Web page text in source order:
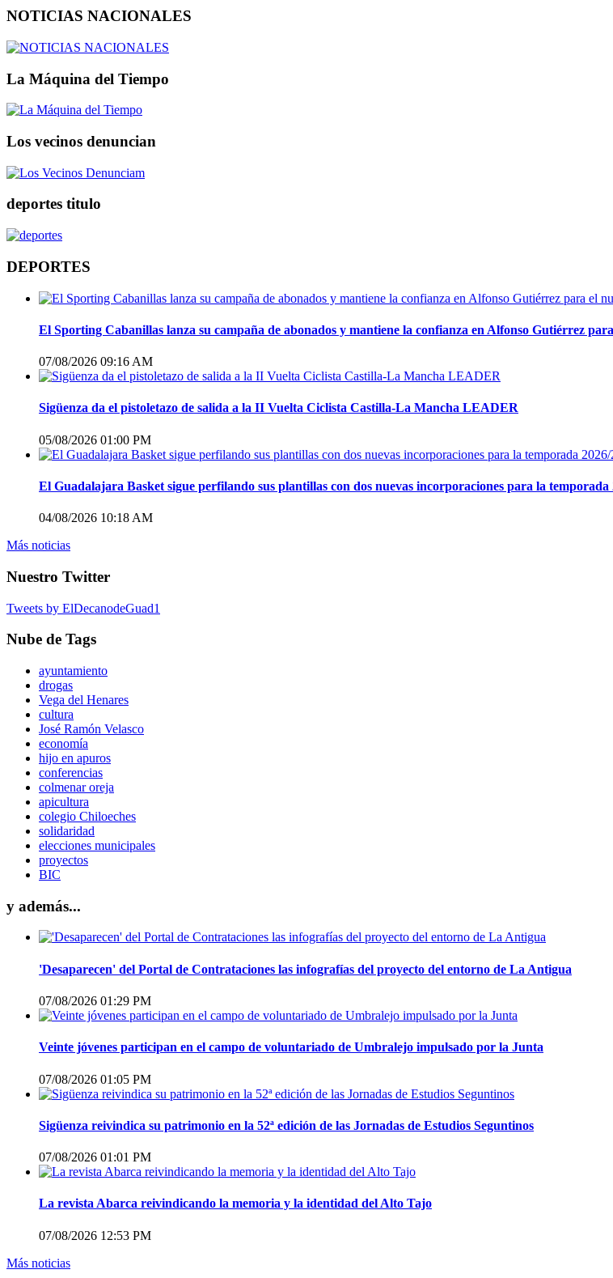
NOTICIAS NACIONALES
La Máquina del Tiempo
Los vecinos denuncian
deportes titulo
DEPORTES
El Sporting Cabanillas lanza su campaña de abonados y mantiene la confianza en Alfonso Gutiérrez
07/08/2026 09:16 AM
Sigüenza da el pistoletazo de salida a la II Vuelta Ciclista Castilla-La Mancha LEADER
05/08/2026 01:00 PM
El Guadalajara Basket sigue perfilando sus plantillas con dos nuevas incorporaciones para la temporada
04/08/2026 10:18 AM
Más noticias
Nuestro Twitter
Tweets by ElDecanodeGuad1
Nube de Tags
ayuntamiento
drogas
Vega del Henares
cultura
José Ramón Velasco
economía
hijo en apuros
conferencias
colmenar oreja
apicultura
colegio Chiloeches
solidaridad
elecciones municipales
proyectos
BIC
y además...
'Desaparecen' del Portal de Contrataciones las infografías del proyecto del entorno de La Antigua
07/08/2026 01:29 PM
Veinte jóvenes participan en el campo de voluntariado de Umbralejo impulsado por la Junta
07/08/2026 01:05 PM
Sigüenza reivindica su patrimonio en la 52ª edición de las Jornadas de Estudios Seguntinos
07/08/2026 01:01 PM
La revista Abarca reivindicando la memoria y la identidad del Alto Tajo
07/08/2026 12:53 PM
Más noticias